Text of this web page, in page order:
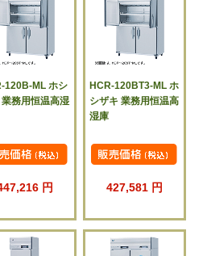
120B-ML ホシ
務用恒温高湿
円
HCR-120BT3-ML ホ
シザキ 業務用恒温高
湿庫
427,581 円